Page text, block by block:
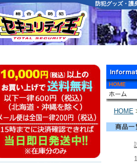
防犯グッズ・護
HOME
商品一